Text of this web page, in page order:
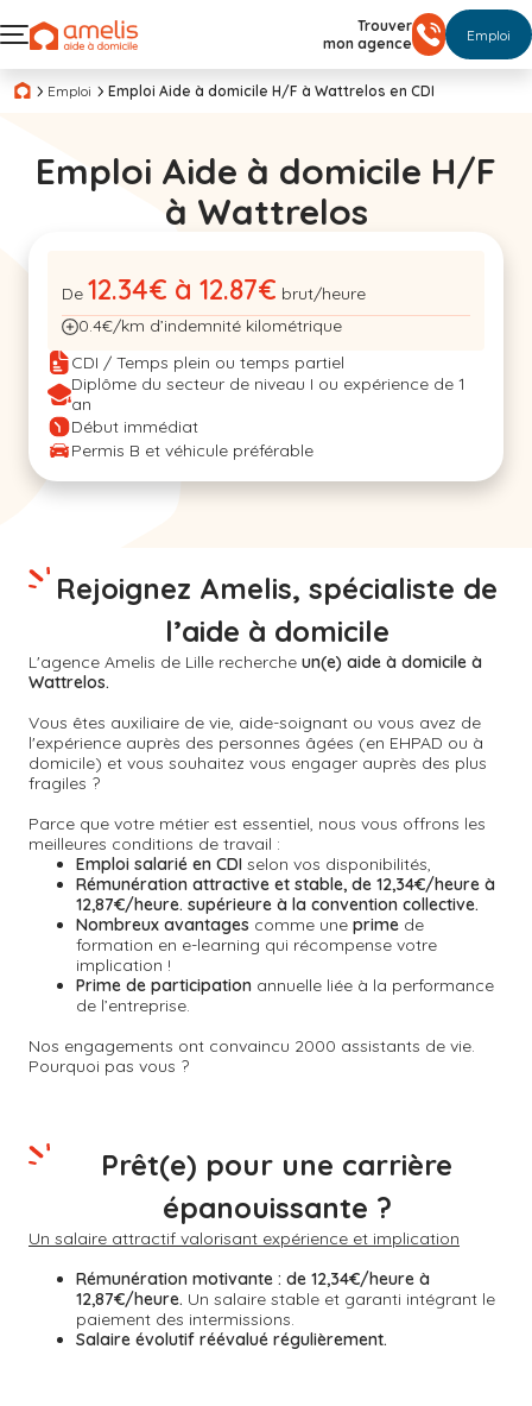
Trouver
mon agence
Emploi
Emploi Emploi Aide à domicile H/F à Wattrelos en CDI
Emploi Aide à domicile H/F
à Wattrelos
De 12.34€ à 12.87€ brut/heure
0.4€/km d’indemnité kilométrique
CDI / Temps plein ou temps partiel
Diplôme du secteur de niveau I ou expérience de 1
an
Début immédiat
Permis B et véhicule préférable
L'agence Amelis de Lille recherche un(e) aide à domicile à
Wattrelos.
Vous êtes auxiliaire de vie, aide-soignant ou vous avez de
l'expérience auprès des personnes âgées (en EHPAD ou à
domicile) et vous souhaitez vous engager auprès des plus
fragiles ?
Parce que votre métier est essentiel, nous vous offrons les
meilleures conditions de travail :
Emploi salarié en CDI selon vos disponibilités,
Rémunération attractive et stable, de 12,34€/heure à
12,87€/heure. supérieure à la convention collective.
Nombreux avantages comme une prime de
formation en e-learning qui récompense votre
implication !
Prime de participation annuelle liée à la performance
de l’entreprise.
Nos engagements ont convaincu 2000 assistants de vie.
Pourquoi pas vous ?
Rejoignez Amelis, spécialiste de
l’aide à domicile
Un salaire attractif valorisant expérience et implication
Rémunération motivante : de 12,34€/heure à
12,87€/heure. Un salaire stable et garanti intégrant le
paiement des intermissions.
Salaire évolutif réévalué régulièrement.
Prêt(e) pour une carrière
épanouissante ?